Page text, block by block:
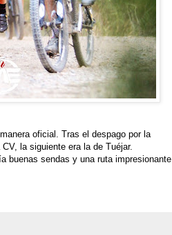
oficial. Tras el despago por la
la siguiente era la de Tuéjar.
buenas sendas y una ruta impresionante